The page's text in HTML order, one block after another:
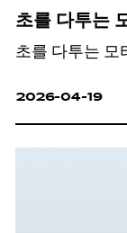
초를 다투는
초를 다투는 모
2026-04-19